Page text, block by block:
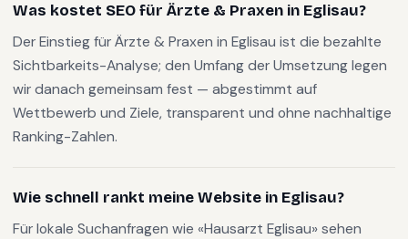
Was kostet SEO für Ärzte & Praxen in Eglisau?
Der Einstieg für Ärzte & Praxen in Eglisau ist die bezahlte
Sichtbarkeits-Analyse; den Umfang der Umsetzung legen
wir danach gemeinsam fest — abgestimmt auf
Wettbewerb und Ziele, transparent und ohne nachhaltige
Ranking-Zahlen.
Wie schnell rankt meine Website in Eglisau?
Für lokale Suchanfragen wie «Hausarzt Eglisau» sehen